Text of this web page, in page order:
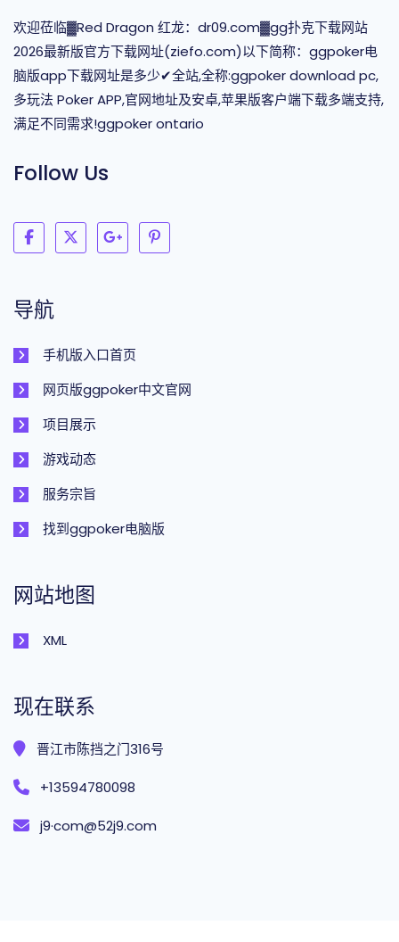
欢迎莅临▓Red Dragon 红龙：dr09.com▓gg扑克下载网站
2026最新版官方下载网址(ziefo.com)以下简称：ggpoker电
脑版app下载网址是多少✔全站,全称:ggpoker download pc,
多玩法 Poker APP,官网地址及安卓,苹果版客户端下载多端支持,
满足不同需求!ggpoker ontario
Follow Us
导航
手机版入口首页
网页版ggpoker中文官网
项目展示
游戏动态
服务宗旨
找到ggpoker电脑版
网站地图
XML
现在联系
晋江市陈挡之门316号
+13594780098
j9·com@52j9.com